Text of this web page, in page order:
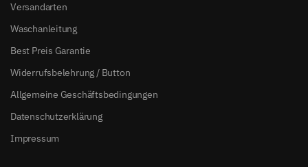
Versandarten
Waschanleitung
Best Preis Garantie
Widerrufsbelehrung / Button
Allgemeine Geschäftsbedingungen
Datenschutzerklärung
Impressum